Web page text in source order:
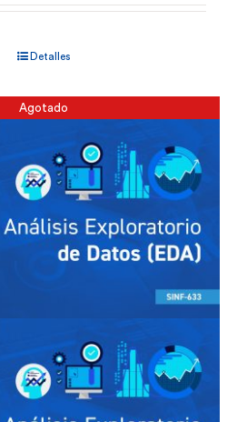
Detalles
Agotado